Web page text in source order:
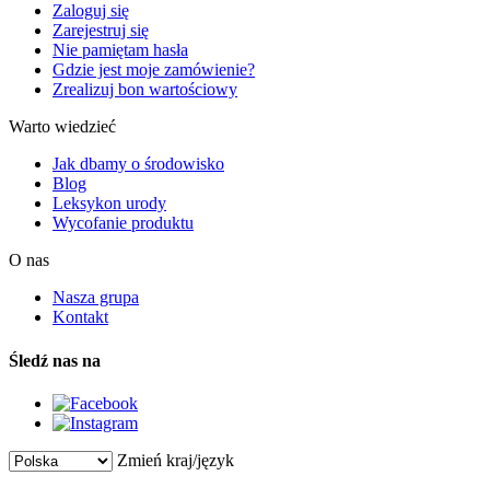
Zaloguj się
Zarejestruj się
Nie pamiętam hasła
Gdzie jest moje zamówienie?
Zrealizuj bon wartościowy
Warto wiedzieć
Jak dbamy o środowisko
Blog
Leksykon urody
Wycofanie produktu
O nas
Nasza grupa
Kontakt
Śledź nas na
Zmień kraj/język